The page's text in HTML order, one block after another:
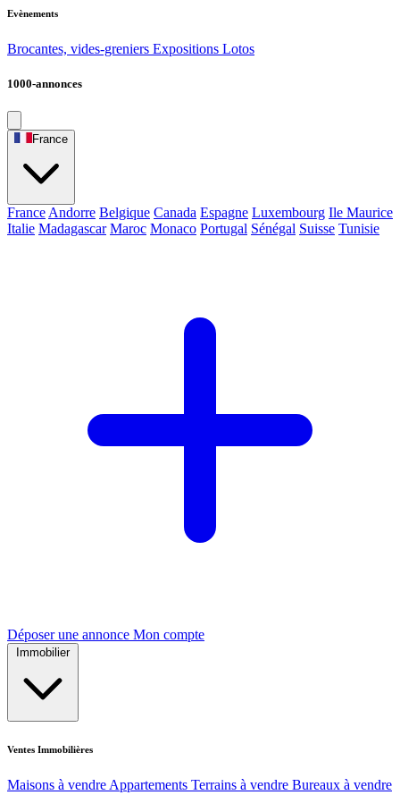
Evènements
Brocantes, vides-greniers Expositions Lotos
1000-annonces
France
France Andorre Belgique Canada Espagne Luxembourg Ile Maurice
Italie Madagascar Maroc Monaco Portugal Sénégal Suisse Tunisie
Déposer une annonce Mon compte
Immobilier
Ventes Immobilières
Maisons à vendre Appartements Terrains à vendre Bureaux à vendre